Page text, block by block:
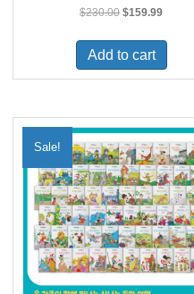
$230.00 Original
was:
$230.00.
$159.99Current
is:
Add to cart
Sale!